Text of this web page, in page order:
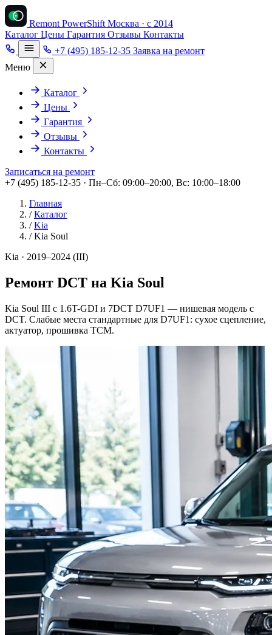
Remont PowerShift Москва · с 2014
Каталог Цены Гарантия Отзывы Контакты
+7 (495) 185-12-35 Заявка на ремонт
Меню
Каталог
Цены
Гарантия
Отзывы
Контакты
Записаться на ремонт
+7 (495) 185-12-35 · Пн–Сб: 09:00–20:00, Вс: 10:00–18:00
Главная
/ Каталог
/ Kia
/ Kia Soul
Kia · 2019–2024 (III)
Ремонт DCT на Kia Soul
Kia Soul III с 1.6T-GDI и 7DCT D7UF1 — нишевая модель с
DCT. Слабые места стандартные для D7UF1: сухое сцепление,
актуатор, прошивка TCM.